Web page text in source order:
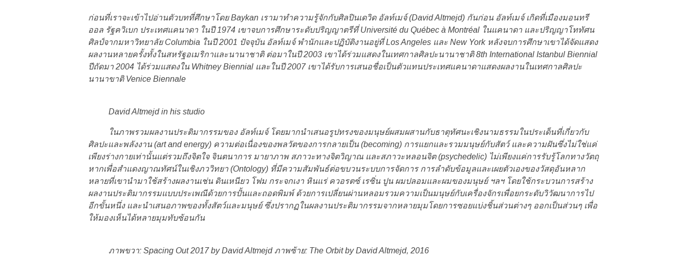
ก่อนที่เราจะเข้าไปอ่านตัวบทที่ศึกษาโดย Baykan เรามาทำความรู้จักกับศิลปินเดวิด อัลท์เมจ์ (David Altmejd) กันก่อน อัลท์เมจ์ เกิดที่เมืองมอนทรี
ออล รัฐควิเบก ประเทศแคนาดา ในปี 1974 เขาจบการศึกษาระดับปริญญาตรีที่ Université du Québec à Montréal ในแคนาดา และปริญญาโททัศน
ศิลป์จากมหาวิทยาลัย Columbia ในปี 2001 ปัจจุบัน อัลท์เมจ์ พำนักและปฏิบัติงานอยู่ที่ Los Angeles และ New York หลังจบการศึกษาเขาได้จัดแสดง
ผลงานหลายครั้งทั้งในสหรัฐอเมริกาและนานาชาติ ต่อมาในปี 2003 เขาได้ร่วมแสดงในเทศกาลศิลปะนานาชาติ 8th International Istanbul Biennial
ปีถัดมา 2004 ได้ร่วมแสดงใน Whitney Biennial และในปี 2007 เขาได้รับการเสนอชื่อเป็นตัวแทนประเทศแคนาดาแสดงผลงานในเทศกาลศิลปะ
นานาขาติ Venice Biennale
David Altmejd in his studio
ในภาพรวมผลงานประติมากรรมของ อัลท์เมจ์ โดยมากนำเสนอรูปทรงของมนุษย์ผสมผสานกับธาตุทัศนะเชิงนามธรรมในประเด็นที่เกี่ยวกับ
ศิลปะและพลังงาน (art and energy) ความต่อเนื่องของพลวัตของการกลายเป็น (becoming) การแยกและรวมมนุษย์กับสัตว์ และความฝันซึ่งไม่ใช่แค่
เพียงร่างกายเท่านั้นแต่รวมถึงจิตใจ จินตนาการ มายาภาพ สภาวะทางจิตวิญาณ และสภาวะหลอนจิต (psychedelic) ไม่เพียงแค่การรับรู้โลกทางวัตถุ
หากเพื่อสำแดงญาณทัศน์ในเชิงภววิทยา (Ontology) ที่มีความสัมพันธ์ต่อขบวนระบบการจัดการ การลำดับข้อมูลและเผยตัวเองของวัสดุอันหลาก
หลายที่เขานำมาใช้สร้างผลงานเช่น ดินเหนียว โฟม กระจกเงา หินแร่ ควอรตซ์ เรซิ่น ปูน ผมปลอมและผมของมนุษย์ ฯลฯ โดยใช้กระบวนการสร้าง
ผลงานประติมากรรมแบบประเพณีด้วยการปั้นและถอดพิมพ์ ด้วยการเปลี่ยนผ่านหลอมรวมความเป็นมนุษย์กับเครื่องจักรเพื่อยกระดับวิวัฒนาการไป
อีกขั้นหนึ่ง และนำเสนอภาพของทั้งสัตว์และมนุษย์ ซึ่งปรากฏในผลงานประติมากรรมจากหลายมุมโดยการซอยแบ่งชิ้นส่วนต่างๆ ออกเป็นส่วนๆ เพื่อ
ให้มองเห็นได้หลายมุมทับซ้อนกัน
ภาพขวา: Spacing Out 2017 by David Altmejd ภาพซ้าย: The Orbit by David Altmejd, 2016